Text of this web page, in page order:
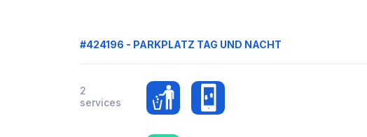
#424196 - PARKPLATZ TAG UND NACHT
2
services